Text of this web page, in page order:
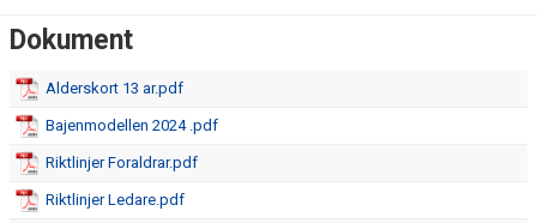
BÖRJA SPELA I HAMMARBY
KONTAKT
Dokument
Alderskort 13 ar.pdf
Bajenmodellen 2024 .pdf
Riktlinjer Foraldrar.pdf
Riktlinjer Ledare.pdf